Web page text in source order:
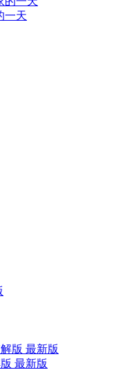
一天
最新版